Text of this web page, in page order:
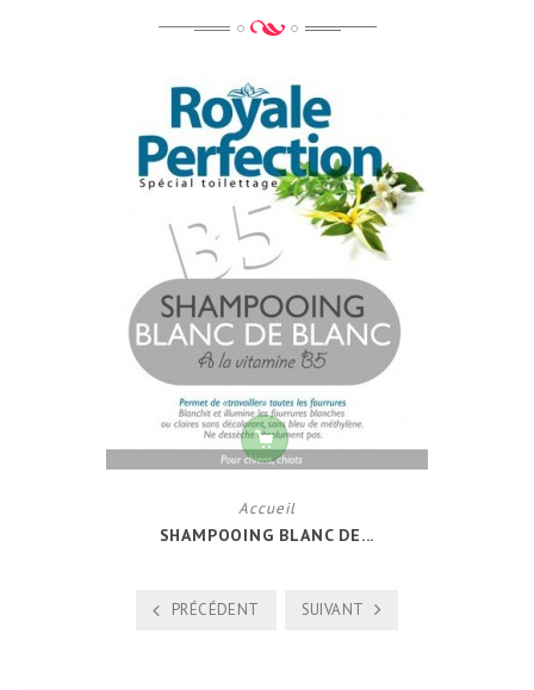
Accueil
SHAMPOOING BLANC DE...
PRÉCÉDENT SUIVANT